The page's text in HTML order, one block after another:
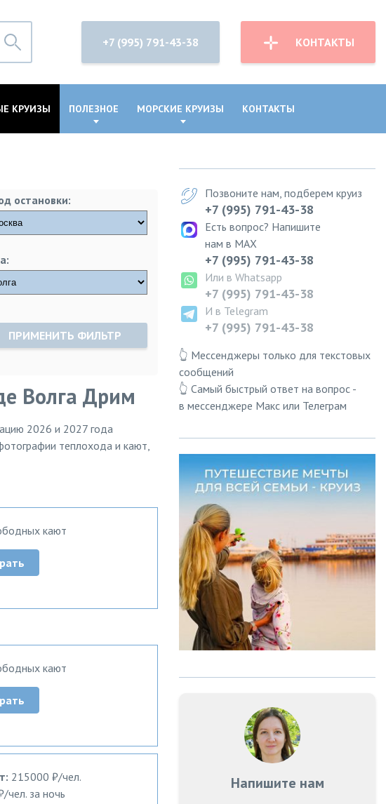
+7 (995) 791-43-38 КОНТАКТЫ
КРУИЗЫ ПОЛЕЗНОЕ МОРСКИЕ КРУИЗЫ КОНТАКТЫ
остановки:
ПРИМЕНИТЬ ФИЛЬТР
Волга Дрим
2026 и 2027 года
теплохода и кают,
кают
кают
215000 ₽/чел.
чел. за ночь
Позвоните нам, подберем круиз
+7 (995) 791-43-38
Есть вопрос? Напишите
нам в MAX
+7 (995) 791-43-38
Или в Whatsapp
+7 (995) 791-43-38
И в Telegram
+7 (995) 791-43-38
👆 Мессенджеры только для текстовых
сообщений
👆 Самый быстрый ответ на вопрос -
в мессенджере Макс или Телеграм
Напишите нам